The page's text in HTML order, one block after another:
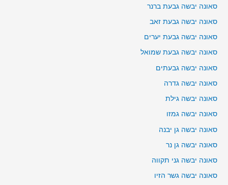
סאונה יבשה גבעת ברנר
סאונה יבשה גבעת זאב
סאונה יבשה גבעת יערים
סאונה יבשה גבעת שמואל
סאונה יבשה גבעתים
סאונה יבשה גדרה
סאונה יבשה גילת
סאונה יבשה גמזו
סאונה יבשה גן יבנה
סאונה יבשה גן נר
סאונה יבשה גני תקווה
סאונה יבשה גשר הזיו